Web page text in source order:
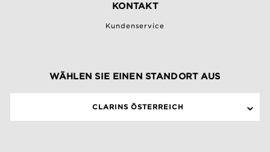
KONTAKT
Kundenservice
WÄHLEN SIE EINEN STANDORT AUS
CLARINS ÖSTERREICH